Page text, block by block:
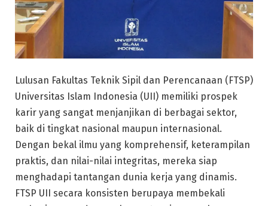
Lulusan Fakultas Teknik Sipil dan Perencanaan (FTSP)
Universitas Islam Indonesia (UII) memiliki prospek
karir yang sangat menjanjikan di berbagai sektor,
baik di tingkat nasional maupun internasional.
Dengan bekal ilmu yang komprehensif, keterampilan
praktis, dan nilai-nilai integritas, mereka siap
menghadapi tantangan dunia kerja yang dinamis.
FTSP UII secara konsisten berupaya membekali